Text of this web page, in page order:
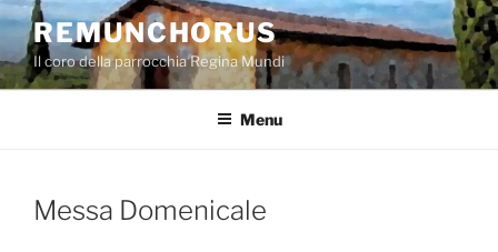
Salta
contenuto
REMUNCHORUS
Il coro della parrocchia Regina Mundi
Menu
Messa Domenicale